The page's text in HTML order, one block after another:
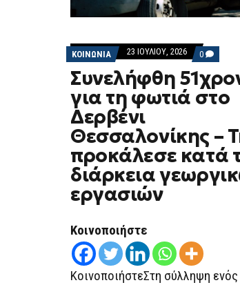
ΚΟΙΝΩΝΙΑ 23 ΙΟΥΛΊΟΥ, 2026 0
ON
ΓΙΑ
ΤΗ
ΔΕΡΒΈΝΙ
–
ΚΑΤΆ
Συνελήφθη
για τη φωτιά στο
Δερβένι
Θεσσαλονίκης –
προκάλεσε κατά
διάρκεια
εργασιών
Κοινοποιήστε
ΚοινοποιήστεΣτη σύλληψη ενός